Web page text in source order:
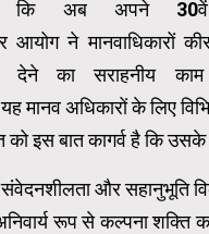
कि अब अपने
आयोग ने मानवाधिकारों
देने का सराहनीय
मानव अधिकारों के लिए
को इस बात कागर्व है कि
संवेदनशीलता और सहानुभूति
रूप से कल्पना शक्ति